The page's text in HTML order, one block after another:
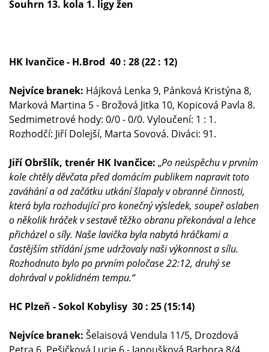
Souhrn 13. kola 1. ligy žen
HK Ivančice - H.Brod 40 : 28 (22 : 12)
Nejvíce branek: Hájková Lenka 9, Pánková Kristýna 8,
Marková Martina 5 - Brožová Jitka 10, Kopicová Pavla 8.
Sedmimetrové hody: 0/0 - 0/0. Vyloučení: 1 : 1.
Rozhodčí: Jiří Dolejší, Marta Sovová. Diváci: 91.
Jiří Obršlík, trenér HK Ivančice: „Po neúspěchu v prvním
kole chtěly děvčata před domácím publikem napravit toto
zaváhání a od začátku utkání šlapaly v obranné činnosti,
která byla rozhodující pro konečný výsledek, soupeř oslaben
o několik hráček v sestavě těžko obranu překonával a lehce
přicházel o síly. Naše lavička byla nabytá hráčkami a
častějším střídání jsme udržovaly naši výkonnost a sílu.
Rozhodnuto bylo po prvním poločase 22:12, druhý se
dohrával v poklidném tempu.“
HC Plzeň - Sokol Kobylisy 30 : 25 (15:14)
Nejvíce branek: Šelaisová Vendula 11/5, Drozdová